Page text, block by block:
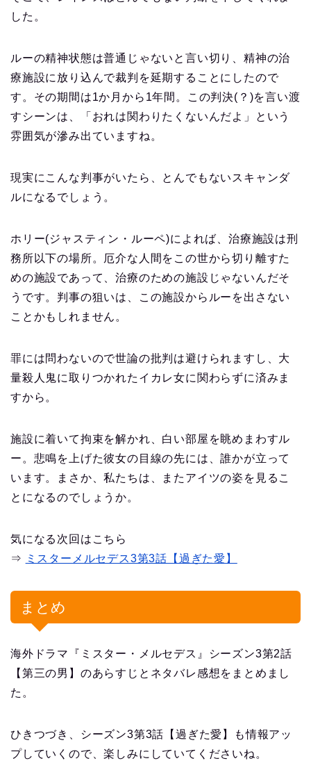
した。
ルーの精神状態は普通じゃないと言い切り、精神の治
療施設に放り込んで裁判を延期することにしたので
す。その期間は1か月から1年間。この判決(？)を言い渡
すシーンは、「おれは関わりたくないんだよ」という
雰囲気が滲み出ていますね。
現実にこんな判事がいたら、とんでもないスキャンダ
ルになるでしょう。
ホリー(ジャスティン・ルーペ)によれば、治療施設は刑
務所以下の場所。厄介な人間をこの世から切り離すた
めの施設であって、治療のための施設じゃないんだそ
うです。判事の狙いは、この施設からルーを出さない
ことかもしれません。
罪には問わないので世論の批判は避けられますし、大
量殺人鬼に取りつかれたイカレ女に関わらずに済みま
すから。
施設に着いて拘束を解かれ、白い部屋を眺めまわすル
ー。悲鳴を上げた彼女の目線の先には、誰かが立って
います。まさか、私たちは、またアイツの姿を見るこ
とになるのでしょうか。
気になる次回はこちら
⇒
ミスターメルセデス3第3話【過ぎた愛】
まとめ
海外ドラマ『ミスター・メルセデス』シーズン3第2話
【第三の男】のあらすじとネタバレ感想をまとめまし
た。
ひきつづき、シーズン3第3話【過ぎた愛】も情報アッ
プしていくので、楽しみにしていてくださいね。